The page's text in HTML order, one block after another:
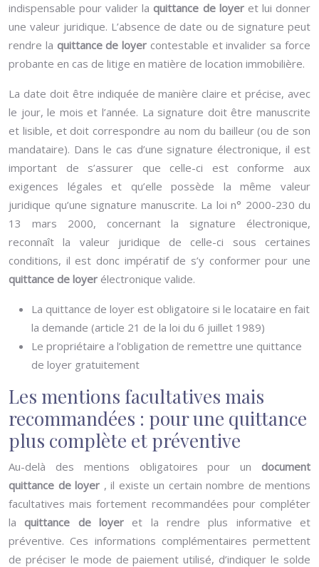
indispensable pour valider laquittance de loyer et lui donner
une valeur juridique. L’absence de date ou de signature peut
rendre la quittance de loyer contestable et invalider sa force
probante en cas de litige en matière de location immobilière.
La date doit être indiquée de manière claire et précise, avec
le jour, le mois et l’année. La signature doit être manuscrite
et lisible, et doit correspondre au nom du bailleur (ou de son
mandataire). Dans le cas d’une signature électronique, il est
important de s’assurer que celle-ci est conforme aux
exigences légales et qu’elle possède la même valeur
juridique qu’une signature manuscrite. La loi n° 2000-230 du
13 mars 2000, concernant la signature électronique,
reconnaît la valeur juridique de celle-ci sous certaines
conditions, il est donc impératif de s’y conformer pour une
quittance de loyer électronique valide.
La quittance de loyer est obligatoire si le locataire en fait
la demande (article 21 de la loi du 6 juillet 1989)
Le propriétaire a l’obligation de remettre une quittance
de loyer gratuitement
Les mentions facultatives mais
recommandées : pour une quittance
plus complète et préventive
Au-delà des mentions obligatoires pour un document
quittance de loyer , il existe un certain nombre de mentions
facultatives mais fortement recommandées pour compléter
laquittance de loyer et la rendre plus informative et
préventive. Ces informations complémentaires permettent
de préciser le mode de paiement utilisé, d’indiquer le solde